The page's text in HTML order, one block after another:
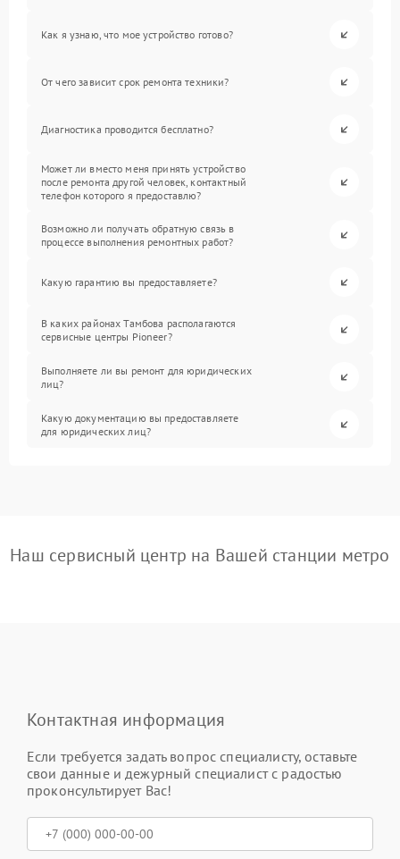
Как я узнаю, что мое устройство готово?
От чего зависит срок ремонта техники?
Диагностика проводится бесплатно?
Может ли вместо меня принять устройство
после ремонта другой человек, контактный
телефон которого я предоставлю?
Возможно ли получать обратную связь в
процессе выполнения ремонтных работ?
Какую гарантию вы предоставляете?
В каких районах Тамбова располагаются
сервисные центры Pioneer?
Выполняете ли вы ремонт для юридических
лиц?
Какую документацию вы предоставляете
для юридических лиц?
Наш сервисный центр на Вашей станции метро
Контактная информация
Если требуется задать вопрос специалисту, оставьте
свои данные и дежурный специалист с радостью
проконсультирует Вас!